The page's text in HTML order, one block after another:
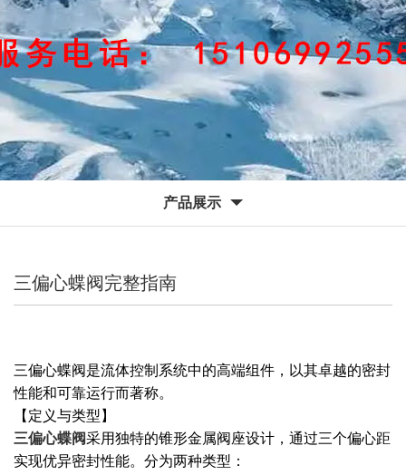
产品展示
三偏心蝶阀完整指南
三偏心蝶阀是流体控制系统中的高端组件，以其卓越的密封
性能和可靠运行而著称。
【定义与类型】
三偏心蝶阀采用独特的锥形金属阀座设计，通过三个偏心距
实现优异密封性能。分为两种类型：